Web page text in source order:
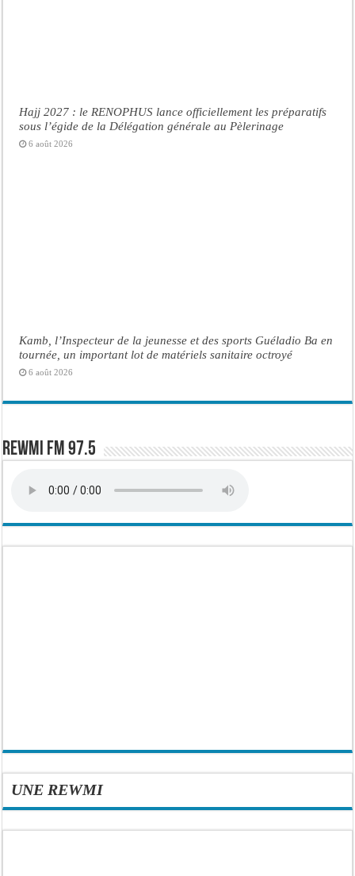
Hajj 2027 : le RENOPHUS lance officiellement les préparatifs
sous l’égide de la Délégation générale au Pèlerinage
6 août 2026
Kamb, l’Inspecteur de la jeunesse et des sports Guéladio Ba en
tournée, un important lot de matériels sanitaire octroyé
6 août 2026
Rewmi FM 97.5
UNE REWMI